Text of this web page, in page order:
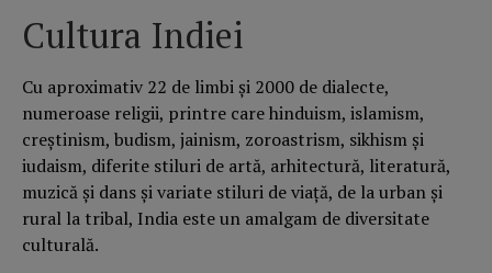
Cultura Indiei
Cu aproximativ 22 de limbi și 2000 de dialecte,
numeroase religii, printre care hinduism, islamism,
creștinism, budism, jainism, zoroastrism, sikhism și
iudaism, diferite stiluri de artă, arhitectură, literatură,
muzică și dans și variate stiluri de viață, de la urban și
rural la tribal, India este un amalgam de diversitate
culturală.